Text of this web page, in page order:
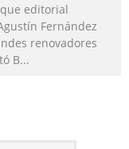
editorial
Fernández
renovadores
B...